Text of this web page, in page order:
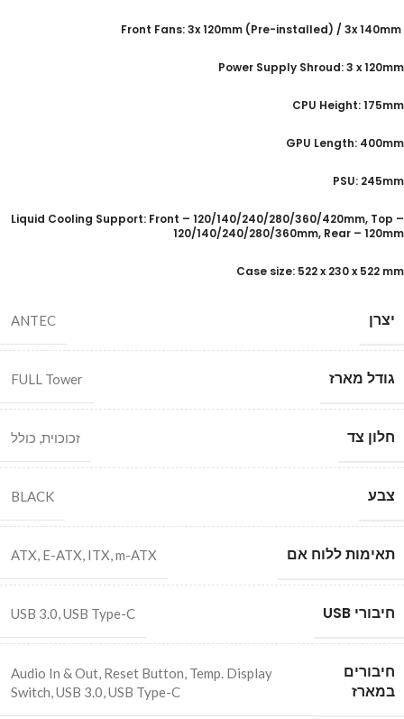
Power Supply Shroud: 3 x 120mm
CPU Height: 175mm
GPU Length: 400mm
PSU: 245mm
Liquid Cooling Support: Front – 120/140/240/280/360/420mm, Top –
120/140/240/280/360mm, Rear – 120mm
Case size: 522 x 230 x 522 mm
יצרן ANTEC
גודל מארז FULL Tower
חלון צד זכוכוית, כולל
צבע BLACK
תאימות ללוח אם ATX, E-ATX, ITX,m-ATX
חיבורי USB USB 3.0,USB Type-C
חיבורים
במארז
Audio In & Out Reset Button Temp. Display
Switch USB 3.0 USB Type-C